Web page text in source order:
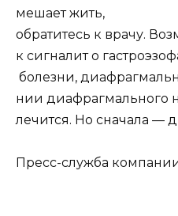
мешает жить,
обратитесь к врачу.
к сигналит о
болезни,
нии диафрагмального
лечится. Но сначала —
Пресс-служба